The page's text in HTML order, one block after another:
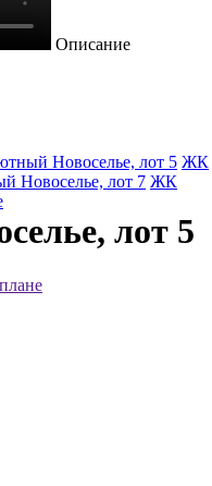
Описание
Новоселье, лот 5 ЖК
Новоселье, лот 7 ЖК
лот 5